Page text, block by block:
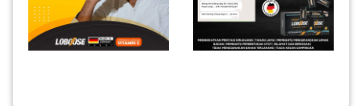
PERNIAGAAN(41)